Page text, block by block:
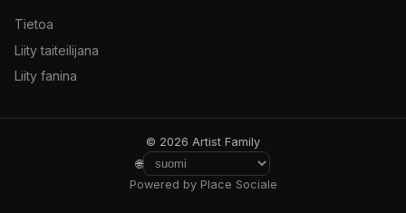
Tietoa
Liity taiteilijana
Liity fanina
© 2026 Artist Family
🌐
Powered by Place Sociale